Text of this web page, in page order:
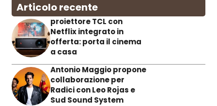
Articolo recente
proiettore TCL con
Netflix integrato in
offerta: porta il cinema
a casa
Antonio Maggio propone
collaborazione per
Radici con Leo Rojas e
Sud Sound System